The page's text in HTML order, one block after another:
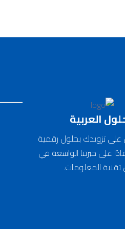
العربية
تزويدك بحلول رقمية
على خبرتنا الواسعة في
المعلومات.